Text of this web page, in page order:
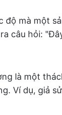
độ mà một
câu hỏi:
là một
Ví dụ, giả